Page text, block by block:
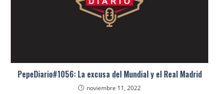
PepeDiario#1056: La excusa del Mundial y el Real Madrid
noviembre 11, 2022